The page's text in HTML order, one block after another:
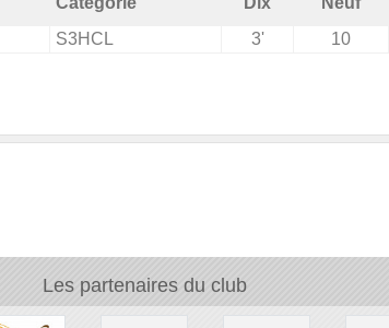
S3HCL 3' 10
Les partenaires du club